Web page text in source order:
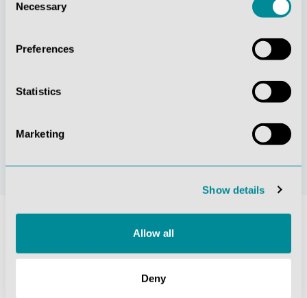
Selection
Necessary
Preferences
Statistics
Marketing
Show details
Allow all
Deny
Handeln